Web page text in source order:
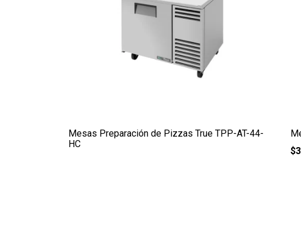
Mesas Preparación de Pizzas True TPP-AT-44-
HC
$